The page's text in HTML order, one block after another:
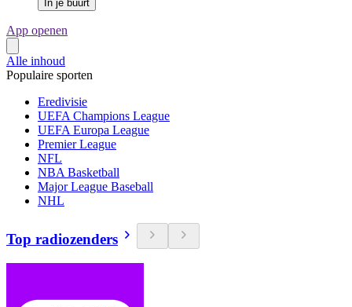
In je buurt
App openen
Alle inhoud
Populaire sporten
Eredivisie
UEFA Champions League
UEFA Europa League
Premier League
NFL
NBA Basketball
Major League Baseball
NHL
Top radiozenders